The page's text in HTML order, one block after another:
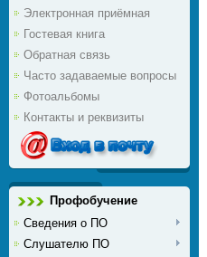
Электронная приёмная
Гостевая книга
Обратная связь
Часто задаваемые вопросы
Фотоальбомы
Контакты и реквизиты
Профобучение
Сведения о ПО
Слушателю ПО